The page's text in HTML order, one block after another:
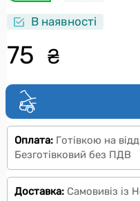
В наявності
75 ₴
Оплата: Готівкою на
Безготівковий без ПДВ
Доставка: Самовивіз із